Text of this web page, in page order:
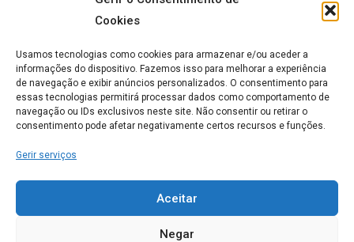
Cookies
Usamos tecnologias como cookies para armazenar e/ou aceder a
informações do dispositivo. Fazemos isso para melhorar a experiência
de navegação e exibir anúncios personalizados. O consentimento para
essas tecnologias permitirá processar dados como comportamento de
navegação ou IDs exclusivos neste site. Não consentir ou retirar o
consentimento pode afetar negativamente certos recursos e funções.
Gerir serviços
Aceitar
Negar
Casa da Alegria